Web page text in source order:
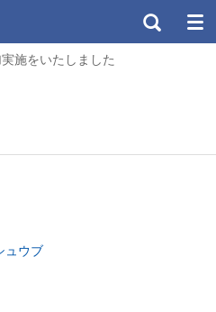
施をいたしました
ュウブ